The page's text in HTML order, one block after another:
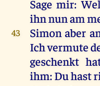
Sage mir:
ihnnunam
43 Simon aber
Ichvermute
geschenkt
ihm: Duhast